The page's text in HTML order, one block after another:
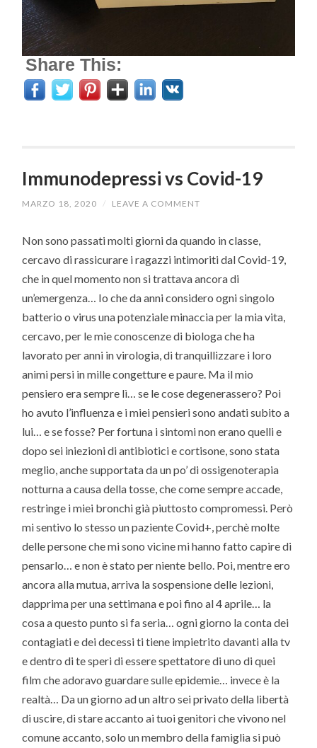
Share This:
Immunodepressi vs Covid-19
MARZO 18, 2020 / LEAVE A COMMENT
Non sono passati molti giorni da quando in classe,
cercavo di rassicurare i ragazzi intimoriti dal Covid-19,
che in quel momento non si trattava ancora di
un’emergenza… Io che da anni considero ogni singolo
batterio o virus una potenziale minaccia per la mia vita,
cercavo, per le mie conoscenze di biologa che ha
lavorato per anni in virologia, di tranquillizzare i loro
animi persi in mille congetture e paure. Ma il mio
pensiero era sempre lì… se le cose degenerassero? Poi
ho avuto l’influenza e i miei pensieri sono andati subito a
lui… e se fosse? Per fortuna i sintomi non erano quelli e
dopo sei iniezioni di antibiotici e cortisone, sono stata
meglio, anche supportata da un po’ di ossigenoterapia
notturna a causa della tosse, che come sempre accade,
restringe i miei bronchi già piuttosto compromessi. Però
mi sentivo lo stesso un paziente Covid+, perchè molte
delle persone che mi sono vicine mi hanno fatto capire di
pensarlo… e non è stato per niente bello. Poi, mentre ero
ancora alla mutua, arriva la sospensione delle lezioni,
dapprima per una settimana e poi fino al 4 aprile… la
cosa a questo punto si fa seria… ogni giorno la conta dei
contagiati e dei decessi ti tiene impietrito davanti alla tv
e dentro di te speri di essere spettatore di uno di quei
film che adoravo guardare sulle epidemie… invece è la
realtà… Da un giorno ad un altro sei privato della libertà
di uscire, di stare accanto ai tuoi genitori che vivono nel
comune accanto, solo un membro della famiglia si può